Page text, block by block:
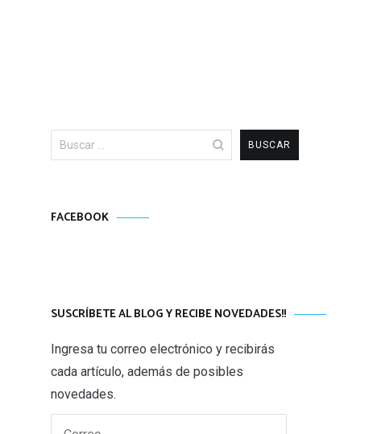
Buscar:
FACEBOOK
SUSCRÍBETE AL BLOG Y RECIBE NOVEDADES!!
Ingresa tu correo electrónico y recibirás
cada artículo, además de posibles
novedades.